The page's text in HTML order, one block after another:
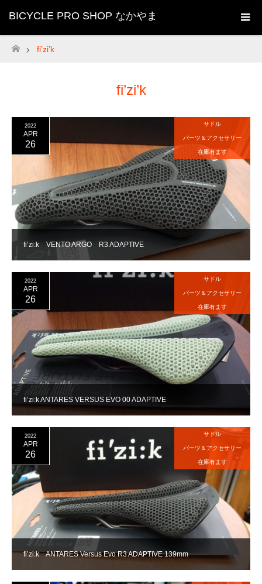
BICYCLE PRO SHOP なかやま
ホーム
fi’zi’k
fi’zi’k
fi’zi:k VENTO ARGO R3 ADAPTIVE
2022
APR
26
サドル
パーツ＆アクセサリー
在庫有ます
fi’zi:k ANTARES VERSUS EVO 00 ADAPTIVE
2022
APR
26
サドル
パーツ＆アクセサリー
在庫有ます
fi’zi:k ANTARES Versus Evo R3 ADAPTIVE 139mm
2022
APR
26
サドル
パーツ＆アクセサリー
在庫有ます